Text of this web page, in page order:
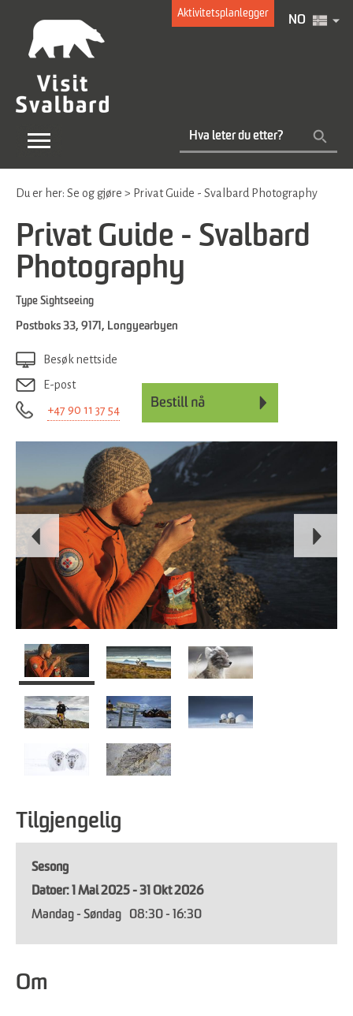
Aktivitetsplanlegger
NO
Du er her: Se og gjøre > Privat Guide - Svalbard Photography
Privat Guide - Svalbard
Photography
Type Sightseeing
Postboks 33, 9171 , Longyearbyen
Besøk nettside
E-post
+47 90 11 37 54
Tilgjengelig
Sesong
1 Mai 2025 - 31 Okt 2026
Mandag - Søndag
08:30 - 16:30
Om